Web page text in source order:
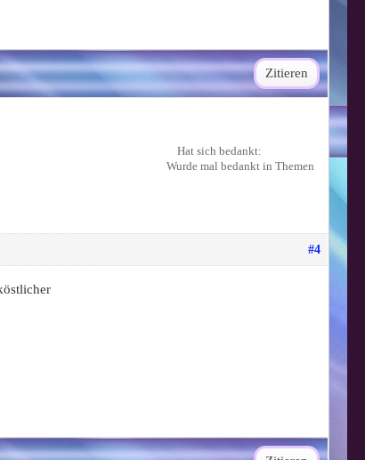
Zitieren
Hat sich bedankt:
Wurde mal bedankt in Themen
#4